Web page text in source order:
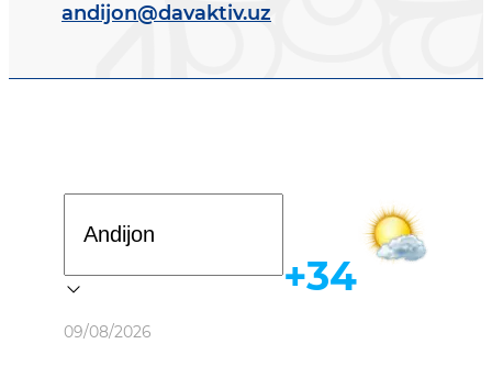
andijon@davaktiv.uz
Ob-havo
09/08/2026
+34